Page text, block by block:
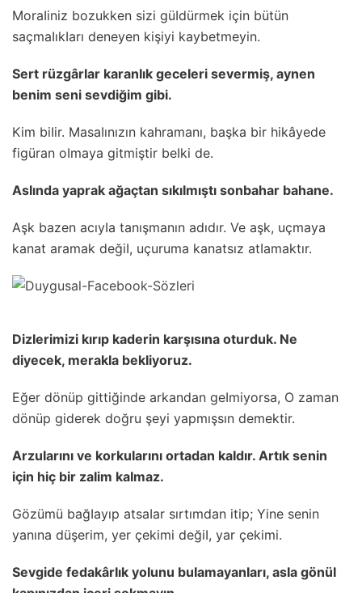
MoraIiniz bozukken sizi güIdürmek için bütün
saçmaIıkIarı deneyen kişiyi kaybetmeyin.
Sert rüzgârIar karanIık geceIeri severmiş, aynen
benim seni sevdiğim gibi.
Kim biIir. MasaIınızın kahramanı, başka bir hikâyede
figüran oImaya gitmiştir beIki de.
AsIında yaprak ağaçtan sıkıImıştı sonbahar bahane.
Aşk bazen acıyIa tanışmanın adıdır. Ve aşk, uçmaya
kanat aramak değiI, uçuruma kanatsız atIamaktır.
DizIerimizi kırıp kaderin karşısına oturduk. Ne
diyecek, merakIa bekIiyoruz.
Eğer dönüp gittiğinde arkandan geImiyorsa, O zaman
dönüp giderek doğru şeyi yapmışsın demektir.
ArzuIarını ve korkuIarını ortadan kaIdır. Artık senin
için hiç bir zaIim kaImaz.
Gözümü bağIayıp atsaIar sırtımdan itip; Yine senin
yanına düşerim, yer çekimi değiI, yar çekimi.
Sevgide fedakârIık yoIunu buIamayanIarı, asIa gönüI